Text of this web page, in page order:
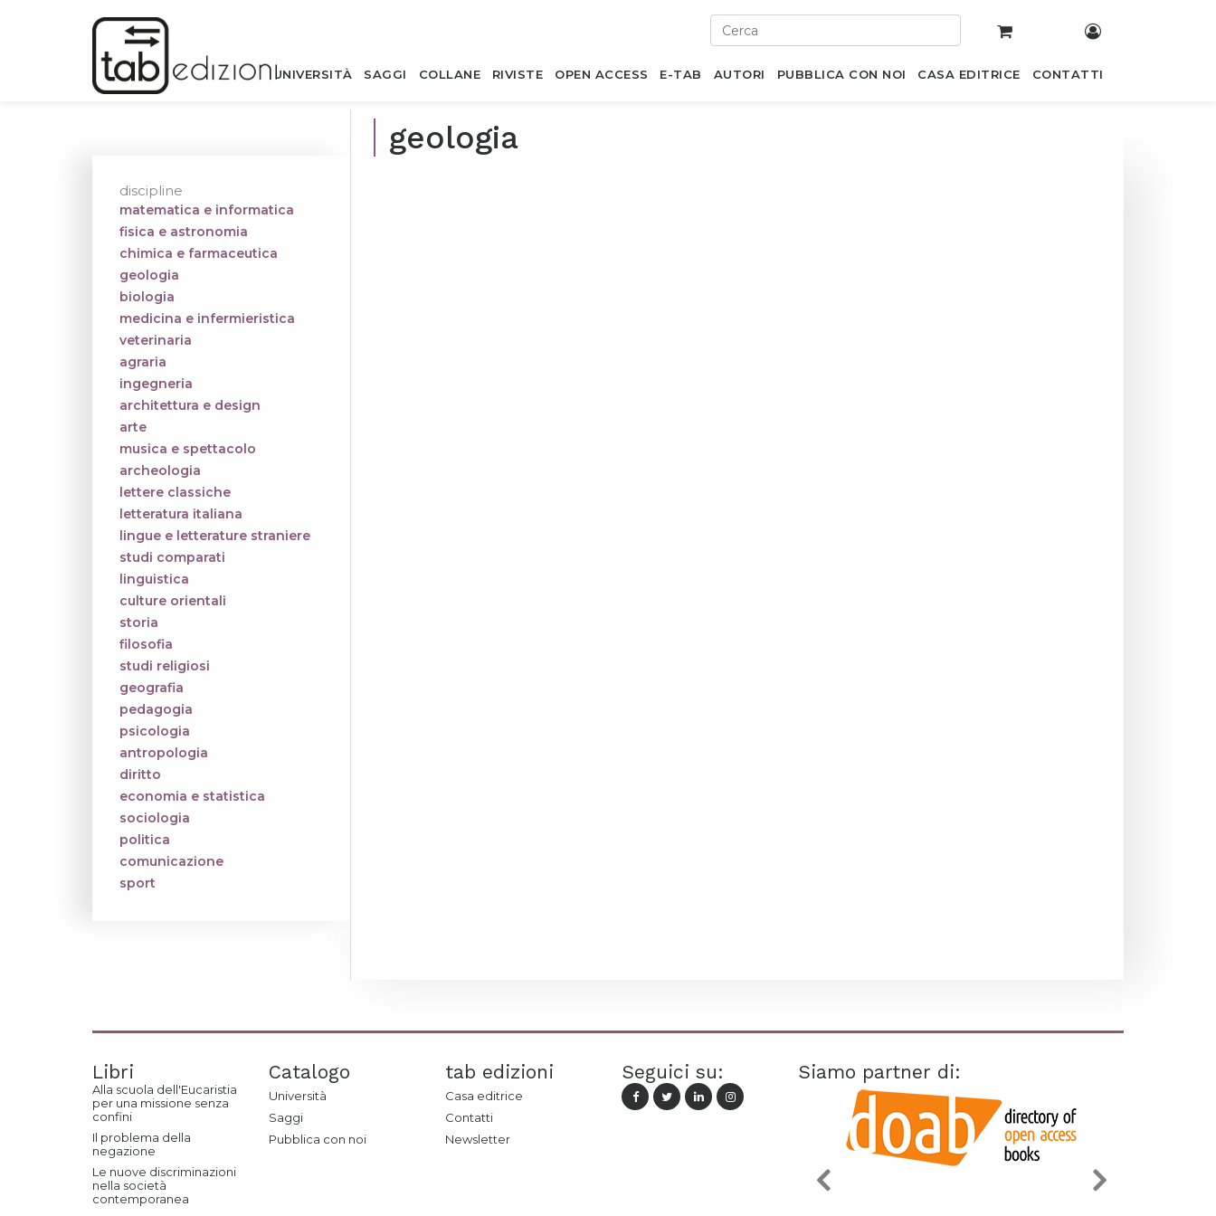
UNIVERSITÀ SAGGI COLLANE RIVISTE OPEN ACCESS E-TAB AUTORI PUBBLICA CON NOI CASA EDITRICE CONTATTI
geologia
discipline
matematica e informatica
fisica e astronomia
chimica e farmaceutica
geologia
biologia
medicina e infermieristica
veterinaria
agraria
ingegneria
architettura e design
arte
musica e spettacolo
archeologia
lettere classiche
letteratura italiana
lingue e letterature straniere
studi comparati
linguistica
culture orientali
storia
filosofia
studi religiosi
geografia
pedagogia
psicologia
antropologia
diritto
economia e statistica
sociologia
politica
comunicazione
sport
Libri
Alla scuola dell'Eucaristia
per una missione senza
confini
Il problema della
negazione
Le nuove discriminazioni
nella società
contemporanea
Catalogo
Università
Saggi
Pubblica con noi
tab edizioni
Casa editrice
Contatti
Newsletter
Seguici su: Siamo partner di: